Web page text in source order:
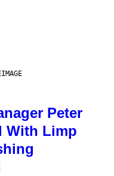
Peter
With Limp